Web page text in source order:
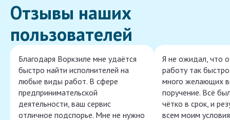
Отзывы наших
пользователей
Благодаря Воркзиле мне удаётся
быстро найти исполнителей на
любые виды работ. В сфере
предпринимательской
деятельности, ваш сервис
отличное подспорье. Мне не нужно
Я не ожидал, что
работу так
много желающих
поручение. Всё
чётко в срок, и
всем моим